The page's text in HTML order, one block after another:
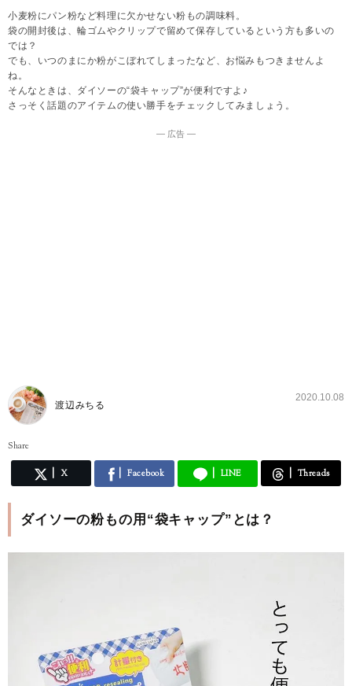
小麦粉にパン粉など料理に欠かせない粉もの調味料。
袋の開封後は、輪ゴムやクリップで留めて保存しているという方も多いの
では？
でも、いつのまにか粉がこぼれてしまったなど、お悩みもつきませんよ
ね。
そんなときは、ダイソーの“袋キャップ”が便利ですよ♪
さっそく話題のアイテムの使い勝手をチェックしてみましょう。
― 広告 ―
渡辺みちる
2020.10.08
Share
X Facebook LINE Threads
ダイソーの粉もの用“袋キャップ”とは？